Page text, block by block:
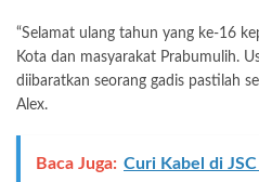
“Selamat ulang tahun yang ke-16
Kota dan masyarakat Prabumulih.
diibaratkan seorang gadis pastilah
Alex.
Baca Juga: Curi Kabel di